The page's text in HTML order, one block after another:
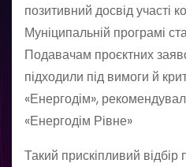
позитивний досвід участі
Муніципальній програмі
Подавачам проєктних
підходили під вимоги й
«Енергодім»,
«Енергодім Рівне»
Такий прискіпливий відбір